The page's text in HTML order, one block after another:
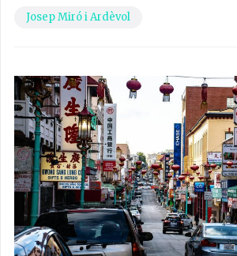
Josep Miró i Ardèvol